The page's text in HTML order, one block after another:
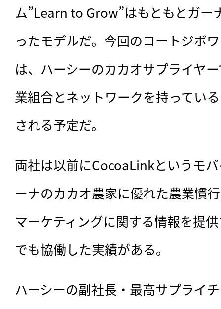
ム”Learn to Grow”はもともとガー
ったモデルだ。今回のコートジボ
は、ハーシーのカカオサプライヤ
業組合とネットワークを持ってい
される予定だ。
両社は以前にCocoaLinkというモ
ーナのカカオ農家に優れた農業慣
マーケティングに関する情報を提
でも協働した実績がある。
ハーシーの副社長・最高サプライ